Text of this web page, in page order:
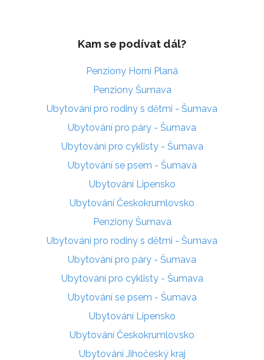
Kam se podívat dál?
Penziony Horní Planá
Penziony Šumava
Ubytování pro rodiny s dětmi - Šumava
Ubytování pro páry - Šumava
Ubytování pro cyklisty - Šumava
Ubytování se psem - Šumava
Ubytování Lipensko
Ubytování Českokrumlovsko
Penziony Šumava
Ubytování pro rodiny s dětmi - Šumava
Ubytování pro páry - Šumava
Ubytování pro cyklisty - Šumava
Ubytování se psem - Šumava
Ubytování Lipensko
Ubytování Českokrumlovsko
Ubytování Jihočeský kraj